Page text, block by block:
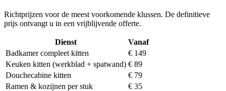
Richtprijzen voor de meest voorkomende klussen. De definitieve
prijs ontvangt u in een vrijblijvende offerte.
Dienst
Vanaf
Badkamer compleet kitten
€ 149
Keuken kitten (werkblad + spatwand) € 89
Douchecabine kitten
€ 79
Ramen & kozijnen per stuk
€ 35